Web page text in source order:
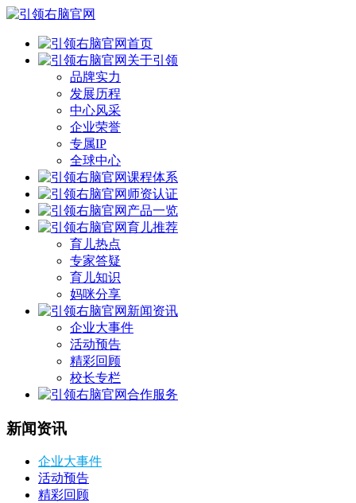
首页
关于引领
品牌实力
发展历程
中心风采
企业荣誉
专属IP
全球中心
课程体系
师资认证
产品一览
育儿推荐
育儿热点
专家答疑
育儿知识
妈咪分享
新闻资讯
企业大事件
活动预告
精彩回顾
校长专栏
合作服务
新闻资讯
企业大事件
活动预告
精彩回顾